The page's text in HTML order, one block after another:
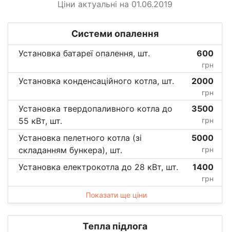
Ціни актуальні на 01.06.2019
Системи опалення
Установка батареї опалення, шт. 600
грн
Установка конденсаційного котла, шт. 2000
грн
Установка твердопаливного котла до
55 кВт, шт.
3500
грн
Установка пелетного котла (зі
складанням бункера), шт.
5000
грн
Установка електрокотла до 28 кВт, шт. 1400
грн
Показати ще ціни
Тепла підлога